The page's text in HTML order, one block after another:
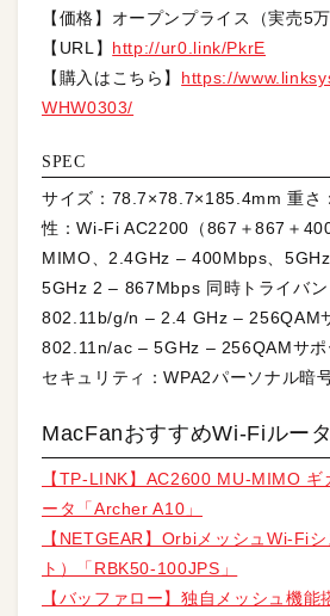
【価格】オープンプライス（実売5
【URL】 http://ur0.link/PkrE
【購入はこちら】 https://
WHW0303/
SPEC
サイズ：78.7×78.7×185.4mm 重さ
性：Wi-Fi AC2200（867＋867＋
MIMO、2.4GHz – 400Mbps、
5GHz 2 – 867Mbps 同時トライバ
802.11b/g/n – 2.4 GHz – 256QAM
802.11n/ac – 5GHz – 256QAMサ
セキュリティ：WPA2パーソナル暗
MacFanおすすめWi-Fiルー
【TP-LINK】AC2600 MU-MIMO
ータ「Archer A10」
【NETGEAR】OrbiメッシュWi-Fi
ト）「RBK50-100JPS」
【バッファロー】独自メッシュ機能